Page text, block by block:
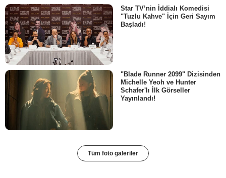
Star TV’nin İddialı Komedisi
"Tuzlu Kahve" İçin Geri Sayım
Başladı!
"Blade Runner 2099" Dizisinden
Michelle Yeoh ve Hunter
Schafer'lı İlk Görseller
Yayınlandı!
Tüm foto galeriler